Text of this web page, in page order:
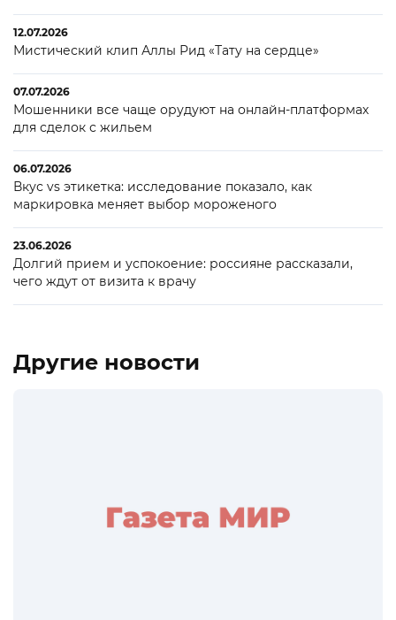
12.07.2026
Мистический клип Аллы Рид «Тату на сердце»
07.07.2026
Мошенники все чаще орудуют на онлайн-платформах
для сделок с жильем
06.07.2026
Вкус vs этикетка: исследование показало, как
маркировка меняет выбор мороженого
23.06.2026
Долгий прием и успокоение: россияне рассказали,
чего ждут от визита к врачу
Другие новости